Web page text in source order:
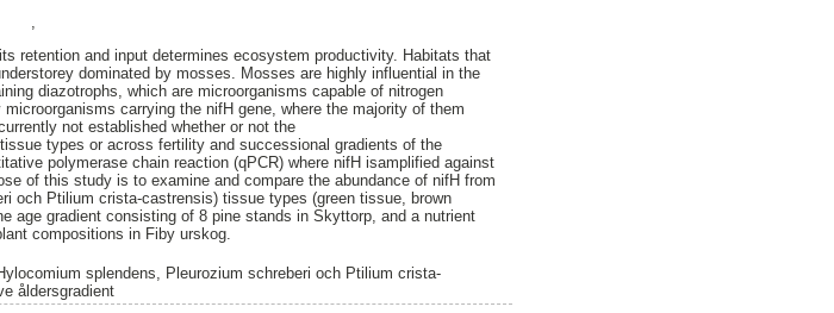
retention and input determines ecosystem productivity. Habitats that
dominated by mosses. Mosses are highly influential in the
diazotrophs, which are microorganisms capable of nitrogen
carrying the nifH gene, where the majority of them
not established whether or not the
types or across fertility and successional gradients of the
polymerase chain reaction (qPCR) where nifH isamplified against
of this study is to examine and compare the abundance of nifH from
och Ptilium crista-castrensis) tissue types (green tissue, brown
age gradient consisting of 8 pine stands in Skyttorp, and a nutrient
compositions in Fiby urskog.
splendens, Pleurozium schreberi och Ptilium crista-
åldersgradient